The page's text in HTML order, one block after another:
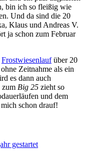
bin ich so fleißig wie
Und da sind die 20
Klaus und Andreas V.
ja schon zum Februar
Frostwiesenlaufüber 20
Zeitnahme als ein
es dann auch
zum Big 25 zieht so
und dem
schon drauf!
gestartet